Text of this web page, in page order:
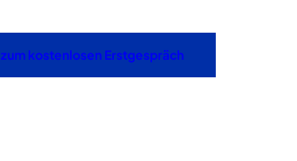
zum kostenlosen Erstgespräch